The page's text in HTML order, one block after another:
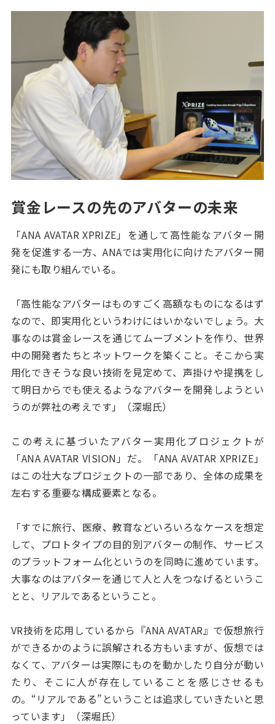
賞金レースの先のアバターの未来
「ANA AVATAR XPRIZE」を通して高性能なアバター開
発を促進する一方、ANAでは実用化に向けたアバター開
発にも取り組んでいる。
「高性能なアバターはものすごく高額なものになるはず
なので、即実用化というわけにはいかないでしょう。大
事なのは賞金レースを通じてムーブメントを作り、世界
中の開発者たちとネットワークを築くこと。そこから実
用化できそうな良い技術を見定めて、声掛けや提携をし
て明日からでも使えるようなアバターを開発しようとい
うのが弊社の考えです」（深堀氏）
この考えに基づいたアバター実用化プロジェクトが
「ANA AVATAR VISION」だ。「ANA AVATAR XPRIZE」
はこの壮大なプロジェクトの一部であり、全体の成果を
左右する重要な構成要素となる。
「すでに旅行、医療、教育などいろいろなケースを想定
して、プロトタイプの目的別アバターの制作、サービス
のプラットフォーム化というのを同時に進めています。
大事なのはアバターを通じて人と人をつなげるというこ
とと、リアルであるということ。
VR技術を応用しているから『ANA AVATAR』で仮想旅行
ができるかのように誤解される方もいますが、仮想では
なくて、アバターは実際にものを動かしたり自分が動い
たり、そこに人が存在していることを感じさせるも
の。“リアルである”ということは追求していきたいと思
っています」（深堀氏）